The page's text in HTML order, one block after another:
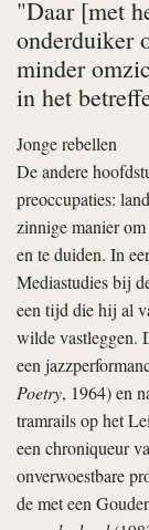
"Daar [met
onderduiker
minder
in het
Jonge rebellen
De andere
preoccupaties:
zinnige manier
en te duiden. In
Mediastudies bij
een tijd die hij al
wilde vastleggen.
een
Poetry, 1964) en
tramrails op het
een chroniqueur
onverwoestbare
de met een